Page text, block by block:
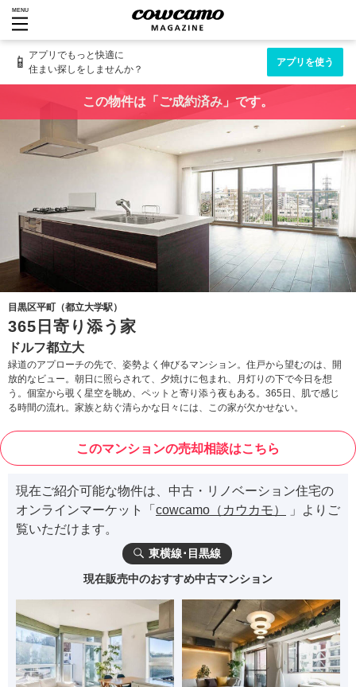
MENU
📱 アプリでもっと快適に
住まい探しをしませんか？
アプリを使う
この物件は「ご成約済み」です。
目黒区平町（都立大学駅）
365日寄り添う家
ドルフ都立大
緑道のアプローチの先で、姿勢よく伸びるマンション。住戸から望むのは、開
放的なビュー。朝日に照らされて、夕焼けに包まれ、月灯りの下で今日を想
う。個室から覗く星空を眺め、ペットと寄り添う夜もある。365日、肌で感じ
る時間の流れ。家族と紡ぐ清らかな日々には、この家が欠かせない。
このマンションの売却相談はこちら
現在ご紹介可能な物件は、中古・リノベーション住宅の
オンラインマーケット「 cowcamo（カウカモ）
」よりご
覧いただけます。
東横線･目黒線
現在販売中のおすすめ中古マンション